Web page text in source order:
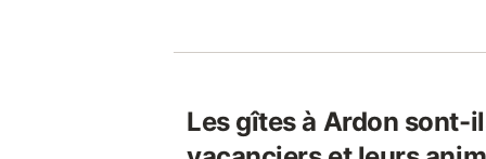
Les gîtes à Ardon sont-